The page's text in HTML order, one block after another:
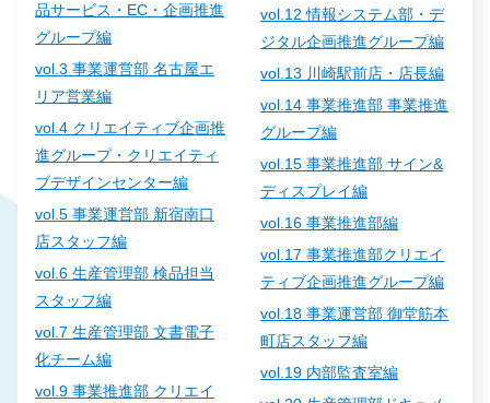
品サービス・EC・企画推進
グループ編
vol.3 事業運営部 名古屋エ
リア営業編
vol.4 クリエイティブ企画推
進グループ・クリエイティ
ブデザインセンター編
vol.5 事業運営部 新宿南口
店スタッフ編
vol.6 生産管理部 検品担当
スタッフ編
vol.7 生産管理部 文書電子
化チーム編
vol.9 事業推進部 クリエイ
vol.12 情報システム部・デ
ジタル企画推進グループ編
vol.13 川崎駅前店・店長編
vol.14 事業推進部 事業推進
グループ編
vol.15 事業推進部 サイン&
ディスプレイ編
vol.16 事業推進部編
vol.17 事業推進部クリエイ
ティブ企画推進グループ編
vol.18 事業運営部 御堂筋本
町店スタッフ編
vol.19 内部監査室編